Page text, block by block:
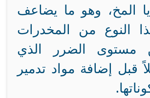
المخ، وهو ما يضاعف
النوع من المخدرات
مستوى الضرر الذي
قبل إضافة مواد تدمير